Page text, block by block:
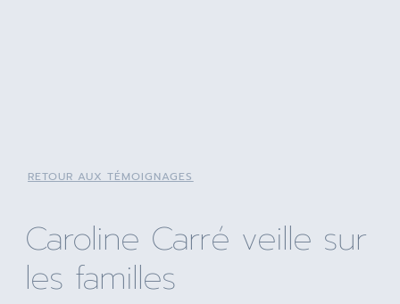
RETOUR AUX TÉMOIGNAGES
Caroline Carré veille sur
les familles